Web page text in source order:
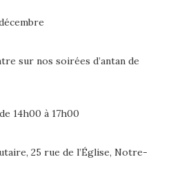
sur nos soirées d’antan de
14h00 à 17h00
25 rue de l’Église, Notre-